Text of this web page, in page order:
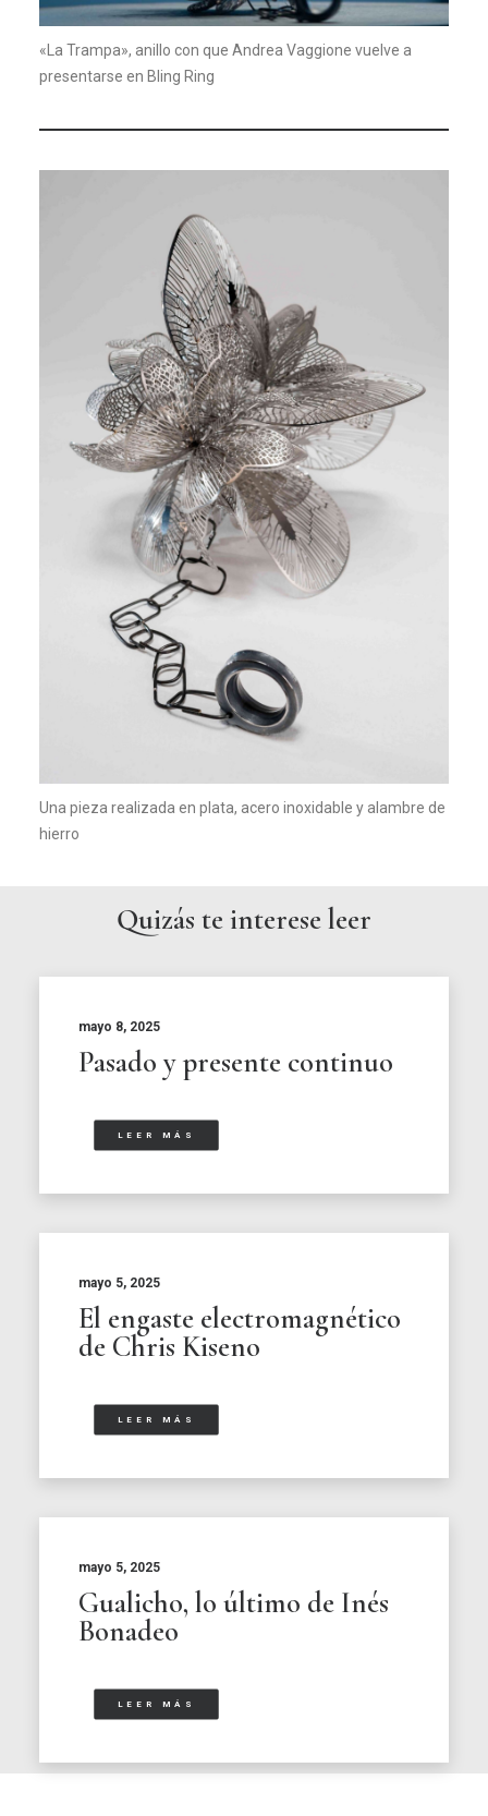
«La Trampa», anillo con que Andrea Vaggione vuelve a
presentarse en Bling Ring
Una pieza realizada en plata, acero inoxidable y alambre de
hierro
Quizás te interese leer
mayo 8, 2025
Pasado y presente continuo
LEER MÁS
mayo 5, 2025
El engaste electromagnético
de Chris Kiseno
LEER MÁS
mayo 5, 2025
Gualicho, lo último de Inés
Bonadeo
LEER MÁS